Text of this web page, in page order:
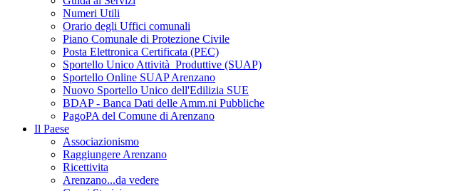
Numeri Utili
Orario degli Uffici comunali
Piano Comunale di Protezione Civile
Posta Elettronica Certificata (PEC)
Sportello Unico Attività Produttive (SUAP)
Sportello Online SUAP Arenzano
Nuovo Sportello Unico dell'Edilizia SUE
BDAP - Banca Dati delle Amm.ni Pubbliche
PagoPA del Comune di Arenzano
Il Paese
Associazionismo
Raggiungere Arenzano
Ricettivita
Arenzano...da vedere